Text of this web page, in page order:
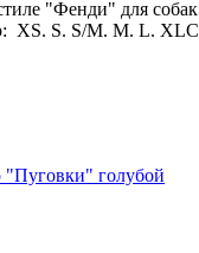
"Фенди" для
XS. S. S/M. M. L.